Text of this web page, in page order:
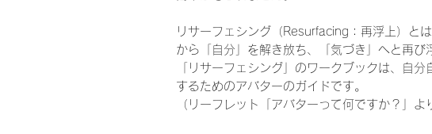
リサーフェシング（Resurfacing：再浮上）と
から「自分」を解き放ち、「気づき」へと再び
「リサーフェシング」のワークブックは、自
するためのアバターのガイドです。
（リーフレット「アバターって何ですか？」よ